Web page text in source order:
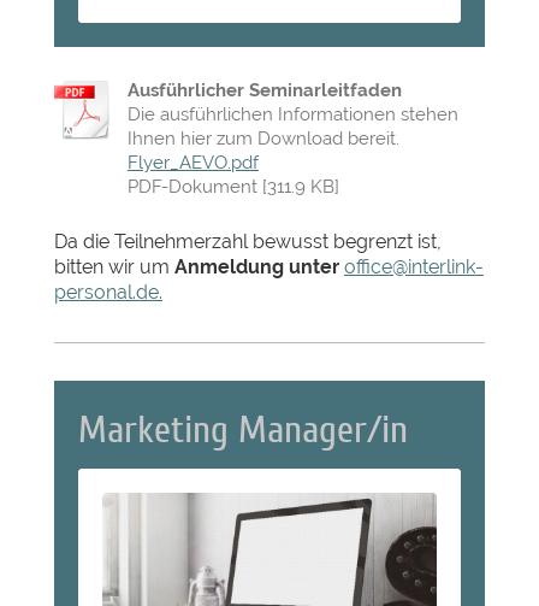
Ausführlicher Seminarleitfaden
Die ausführlichen Informationen stehen
Ihnen hier zum Download bereit.
Flyer_AEVO.pdf
PDF-Dokument [311.9 KB]
Da die Teilnehmerzahl bewusst begrenzt ist,
bitten wir um Anmeldung unter office@interlink-
personal.de.
Marketing Manager/in